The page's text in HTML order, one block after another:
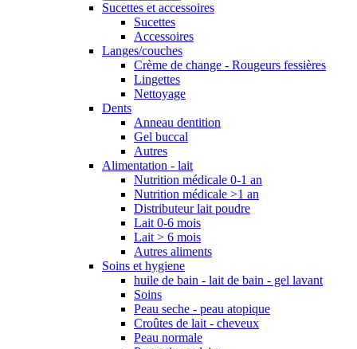
Sucettes et accessoires
Sucettes
Accessoires
Langes/couches
Crème de change - Rougeurs fessières
Lingettes
Nettoyage
Dents
Anneau dentition
Gel buccal
Autres
Alimentation - lait
Nutrition médicale 0-1 an
Nutrition médicale >1 an
Distributeur lait poudre
Lait 0-6 mois
Lait > 6 mois
Autres aliments
Soins et hygiene
huile de bain - lait de bain - gel lavant
Soins
Peau seche - peau atopique
Croûtes de lait - cheveux
Peau normale